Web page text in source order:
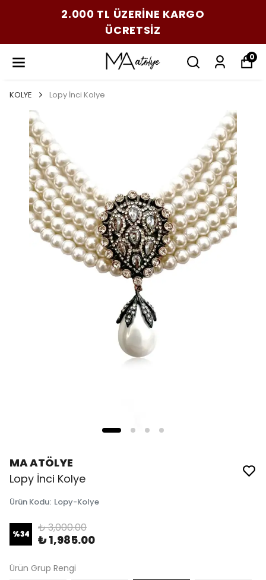
2.000 TL ÜZERİNE KARGO
ÜCRETSİZ
0
KOLYE Lopy İnci Kolye
MA ATÖLYE
Lopy İnci Kolye
Ürün Kodu: Lopy-Kolye
%34 ₺ 3,000.00
₺ 1,985.00
Ürün Grup Rengi